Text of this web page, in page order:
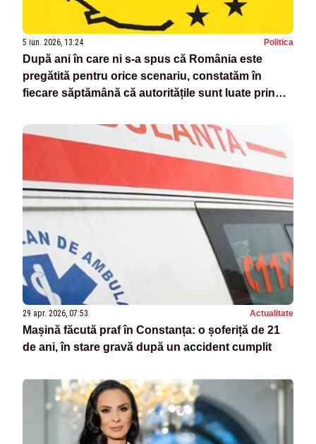
5 iun. 2026, 13:24 Politica
După ani în care ni s-a spus că România este
pregătită pentru orice scenariu, constatăm în
fiecare săptămână că autoritățile sunt luate prin
29 apr. 2026, 07:53 Actualitate
Mașină făcută praf în Constanța: o șoferiță de 21
de ani, în stare gravă după un accident cumplit